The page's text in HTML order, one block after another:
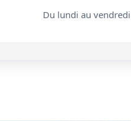
Du lundi au